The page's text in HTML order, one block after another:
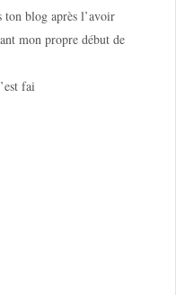
blog après l’avoir
mon propre début de
fai